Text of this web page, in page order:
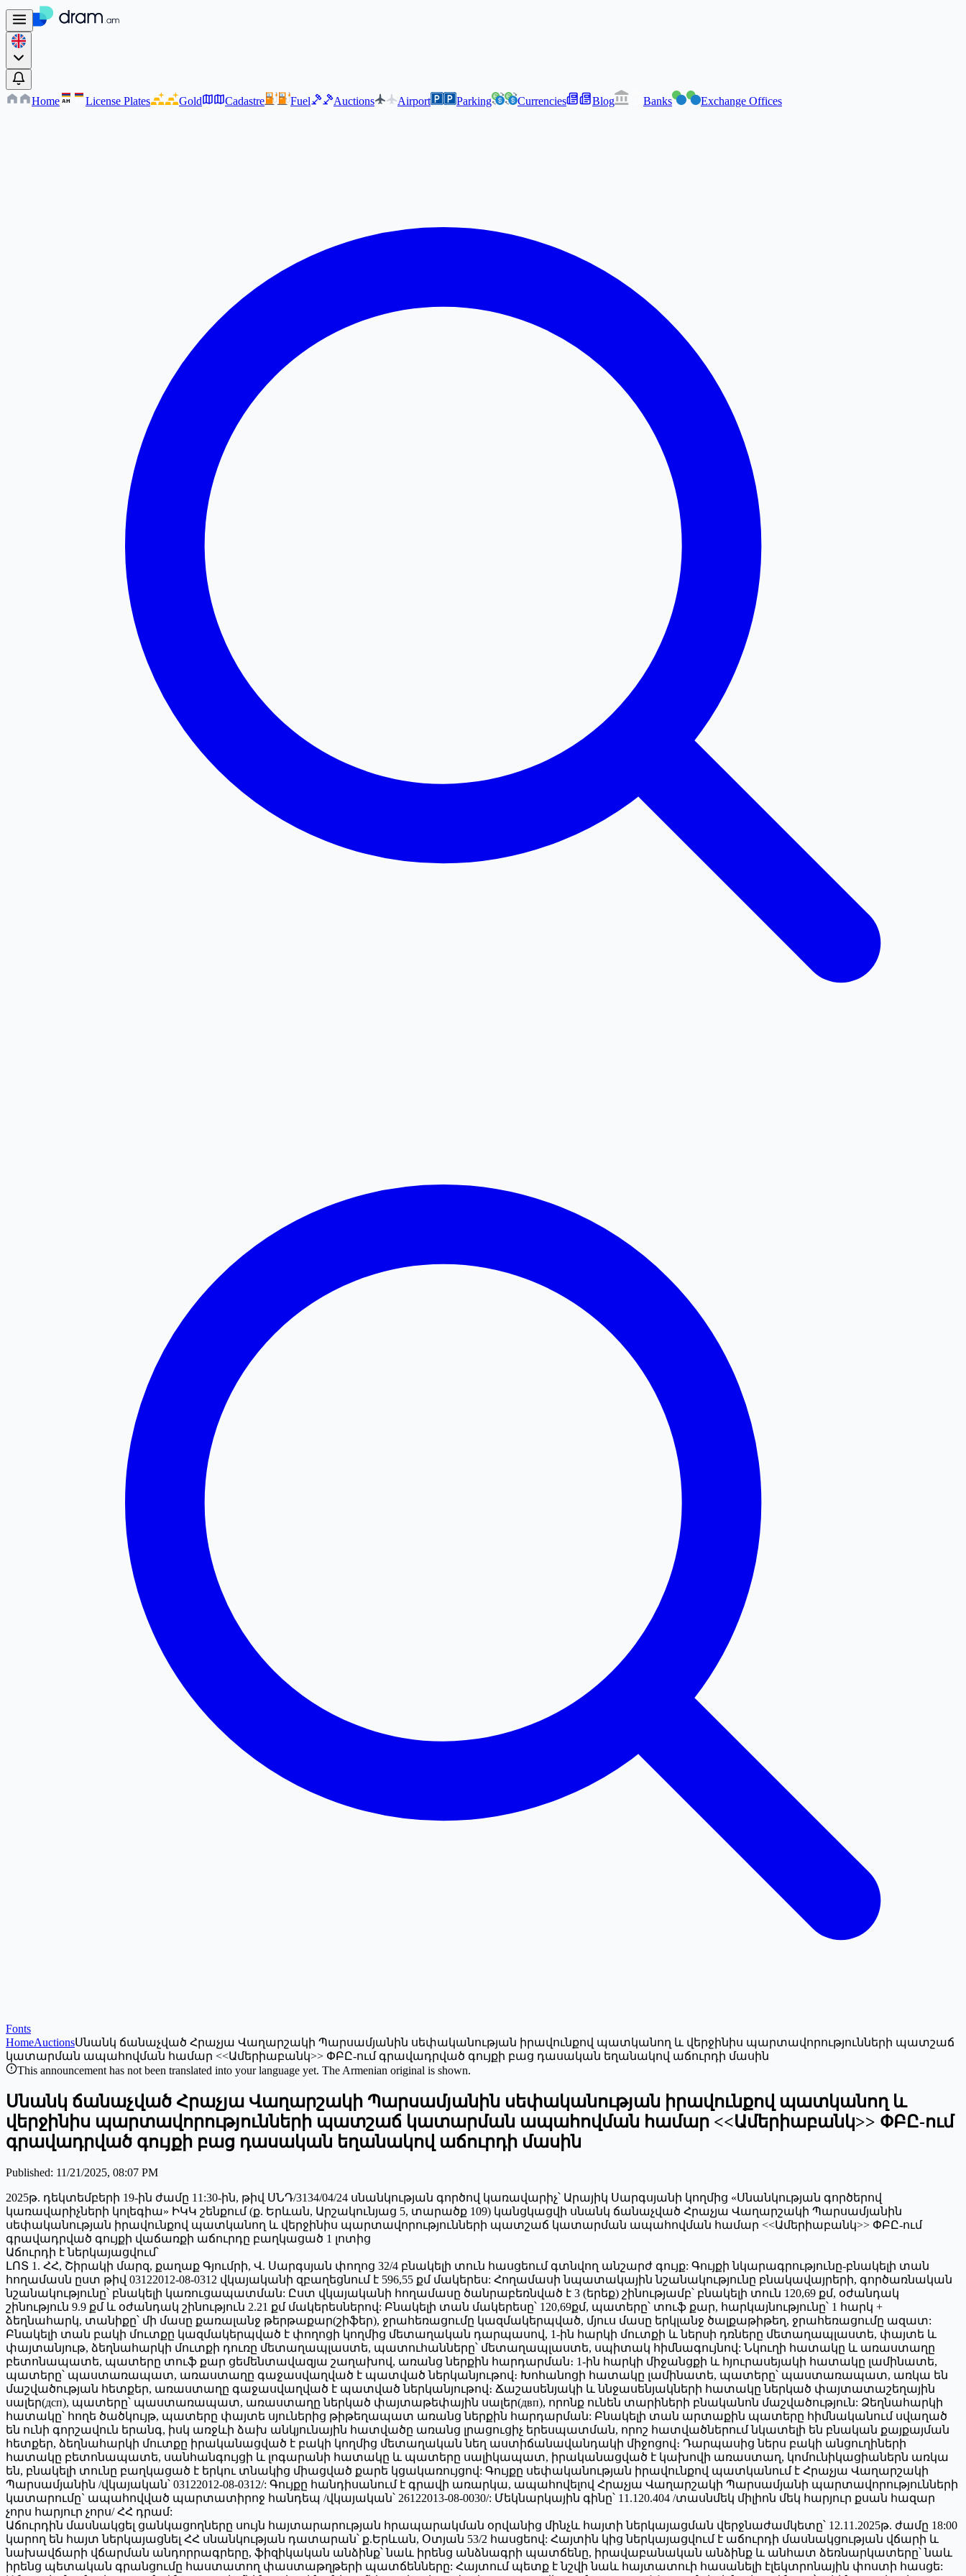
Home AM License Plates Gold Cadastre Fuel Auctions Airport Parking Currencies Blog Banks Exchange Offices
Fonts
HomeAuctionsՍնանկ ճանաչված Հրաչյա Վաղարշակի Պարսամյանին սեփականության իրավունքով պատկանող և վերջինիս պարտավորությունների պատշաճ
կատարման ապահովման համար <<Ամերիաբանկ>> ՓԲԸ-ում գրավադրված գույքի բաց դասական եղանակով աճուրդի մասին
This announcement has not been translated into your language yet. The Armenian original is shown.
Սնանկ ճանաչված Հրաչյա Վաղարշակի Պարսամյանին սեփականության իրավունքով պատկանող և
վերջինիս պարտավորությունների պատշաճ կատարման ապահովման համար <<Ամերիաբանկ>> ՓԲԸ-ում
գրավադրված գույքի բաց դասական եղանակով աճուրդի մասին
Published: 11/21/2025, 08:07 PM
2025թ. դեկտեմբերի 19-ին ժամը 11:30-ին, թիվ ՍՆԴ/3134/04/24 սնանկության գործով կառավարիչ՝ Արայիկ Սարգսյանի կողմից «Սնանկության գործերով
կառավարիչների կոլեգիա» ԻԿԿ շենքում (ք. Երևան, Արշակունյաց 5, տարածք 109) կանցկացվի սնանկ ճանաչված Հրաչյա Վաղարշակի Պարսամյանին
սեփականության իրավունքով պատկանող և վերջինիս պարտավորությունների պատշաճ կատարման ապահովման համար <<Ամերիաբանկ>> ՓԲԸ-ում
գրավադրված գույքի վաճառքի աճուրդը բաղկացած 1 լոտից
Աճուրդի է ներկայացվում՝
ԼՈՏ 1. ՀՀ, Շիրակի մարզ, քաղաք Գյումրի, Վ. Սարգսյան փողոց 32/4 բնակելի տուն հասցեում գտնվող անշարժ գույք: Գույքի նկարագրությունը-բնակելի տան
հողամասն ըստ թիվ 03122012-08-0312 վկայականի զբաղեցնում է 596,55 քմ մակերես: Հողամասի նպատակային նշանակությունը բնակավայրերի, գործառնական
նշանակությունը՝ բնակելի կառուցապատման: Ըստ վկայականի հողամասը ծանրաբեռնված է 3 (երեք) շինությամբ՝ բնակելի տուն 120,69 քմ, օժանդակ
շինություն 9.9 քմ և օժանդակ շինություն 2.21 քմ մակերեսներով: Բնակելի տան մակերեսը՝ 120,69քմ, պատերը՝ տուֆ քար, հարկայնությունը՝ 1 հարկ +
ձեղնահարկ, տանիքը՝ մի մասը քառալանջ թերթաքար(շիֆեր), ջրահեռացումը կազմակերպված, մյուս մասը երկլանջ ծալքաթիթեղ, ջրահեռացումը ազատ:
Բնակելի տան բակի մուտքը կազմակերպված է փողոցի կողմից մետաղական դարպասով, 1-ին հարկի մուտքի և ներսի դռները մետաղապլաստե, փայտե և
փայտանյութ, ձեղնահարկի մուտքի դուռը մետաղապլաստե, պատուհանները՝ մետաղապլաստե, սպիտակ հիմնագույնով: Նկուղի հատակը և առաստաղը
բետոնապատե, պատերը տուֆ քար ցեմենտավազյա շաղախով, առանց ներքին հարդարման։ 1-ին հարկի միջանցքի և հյուրասեյակի հատակը լամինատե,
պատերը՝ պաստառապատ, առաստաղը գաջասվաղված է պատված ներկանյութով։ Խոհանոցի հատակը լամինատե, պատերը՝ պաստառապատ, առկա են
մաշվածության հետքեր, առաստաղը գաջասվաղված է պատված ներկանյութով։ Ճաշասենյակի և ննջասենյակների հատակը ներկած փայտատաշեղային
սալեր(дсп), պատերը՝ պաստառապատ, առաստաղը ներկած փայտաթեփային սալեր(двп), որոնք ունեն տարիների բնականոն մաշվածություն: Ձեղնահարկի
հատակը՝ հողե ծածկույթ, պատերը փայտե սյուներից թիթեղապատ առանց ներքին հարդարման: Բնակելի տան արտաքին պատերը հիմնականում սվաղած
են ունի գորշավուն երանգ, իսկ առջևի ձախ անկյունային հատվածը առանց լրացուցիչ երեսպատման, որոշ հատվածներում նկատելի են բնական քայքայման
հետքեր, ձեղնահարկի մուտքը իրականացված է բակի կողմից մետաղական նեղ աստիճանավանդակի միջոցով։ Դարպասից ներս բակի անցուղիների
հատակը բետոնապատե, սանհանգույցի և լոգարանի հատակը և պատերը սալիկապատ, իրականացված է կախովի առաստաղ, կոմունիկացիաներն առկա
են, բնակելի տունը բաղկացած է երկու տնակից միացված քարե կցակառույցով: Գույքը սեփականության իրավունքով պատկանում է Հրաչյա Վաղարշակի
Պարսամյանին /վկայական՝ 03122012-08-0312/: Գույքը հանդիսանում է գրավի առարկա, ապահովելով Հրաչյա Վաղարշակի Պարսամյանի պարտավորությունների
կատարումը` ապահովված պարտատիրոջ հանդեպ /վկայական՝ 26122013-08-0030/: Մեկնարկային գինը՝ 11.120.404 /տասնմեկ միլիոն մեկ հարյուր քսան հազար
չորս հարյուր չորս/ ՀՀ դրամ:
Աճուրդին մասնակցել ցանկացողները սույն հայտարարության հրապարակման օրվանից մինչև հայտի ներկայացման վերջնաժամկետը՝ 12.11.2025թ. ժամը 18:00
կարող են հայտ ներկայացնել ՀՀ սնանկության դատարան՝ ք.Երևան, Օտյան 53/2 հասցեով: Հայտին կից ներկայացվում է աճուրդի մասնակցության վճարի և
նախավճարի վճարման անդորրագրերը, ֆիզիկական անձինք՝ նաև իրենց անձնագրի պատճենը, իրավաբանական անձինք և անհատ ձեռնարկատերը՝ նաև
իրենց պետական գրանցումը հաստատող փաստաթղթերի պատճենները: Հայտում պետք է նշվի նաև հայտատուի հասանելի էլեկտրոնային փոստի հասցե: